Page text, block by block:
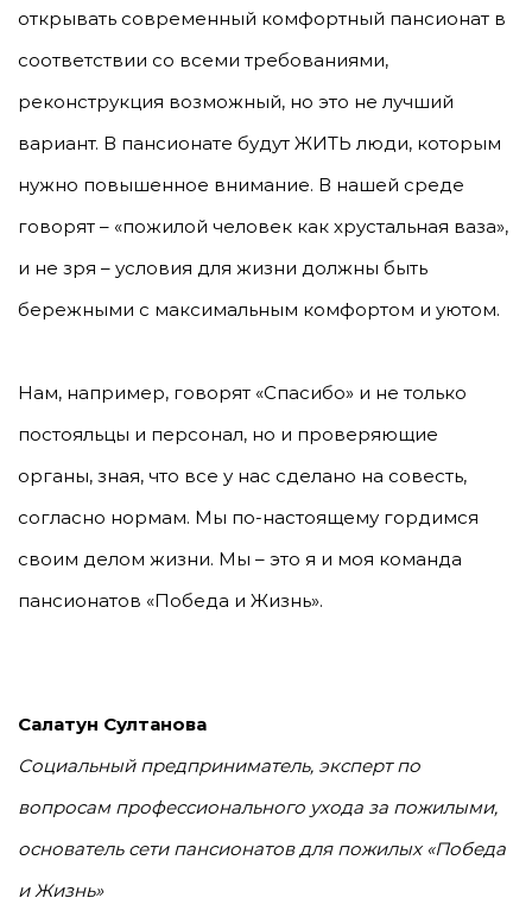
открывать современный комфортный пансионат в
соответствии со всеми требованиями,
реконструкция возможный, но это не лучший
вариант. В пансионате будут ЖИТЬ люди, которым
нужно повышенное внимание. В нашей среде
говорят – «пожилой человек как хрустальная ваза»,
и не зря – условия для жизни должны быть
бережными с максимальным комфортом и уютом.
Нам, например, говорят «Спасибо» и не только
постояльцы и персонал, но и проверяющие
органы, зная, что все у нас сделано на совесть,
согласно нормам. Мы по-настоящему гордимся
своим делом жизни. Мы – это я и моя команда
пансионатов «Победа и Жизнь».
Салатун Султанова
Социальный предприниматель, эксперт по
вопросам профессионального ухода за пожилыми,
основатель сети пансионатов для пожилых «Победа
и Жизнь»